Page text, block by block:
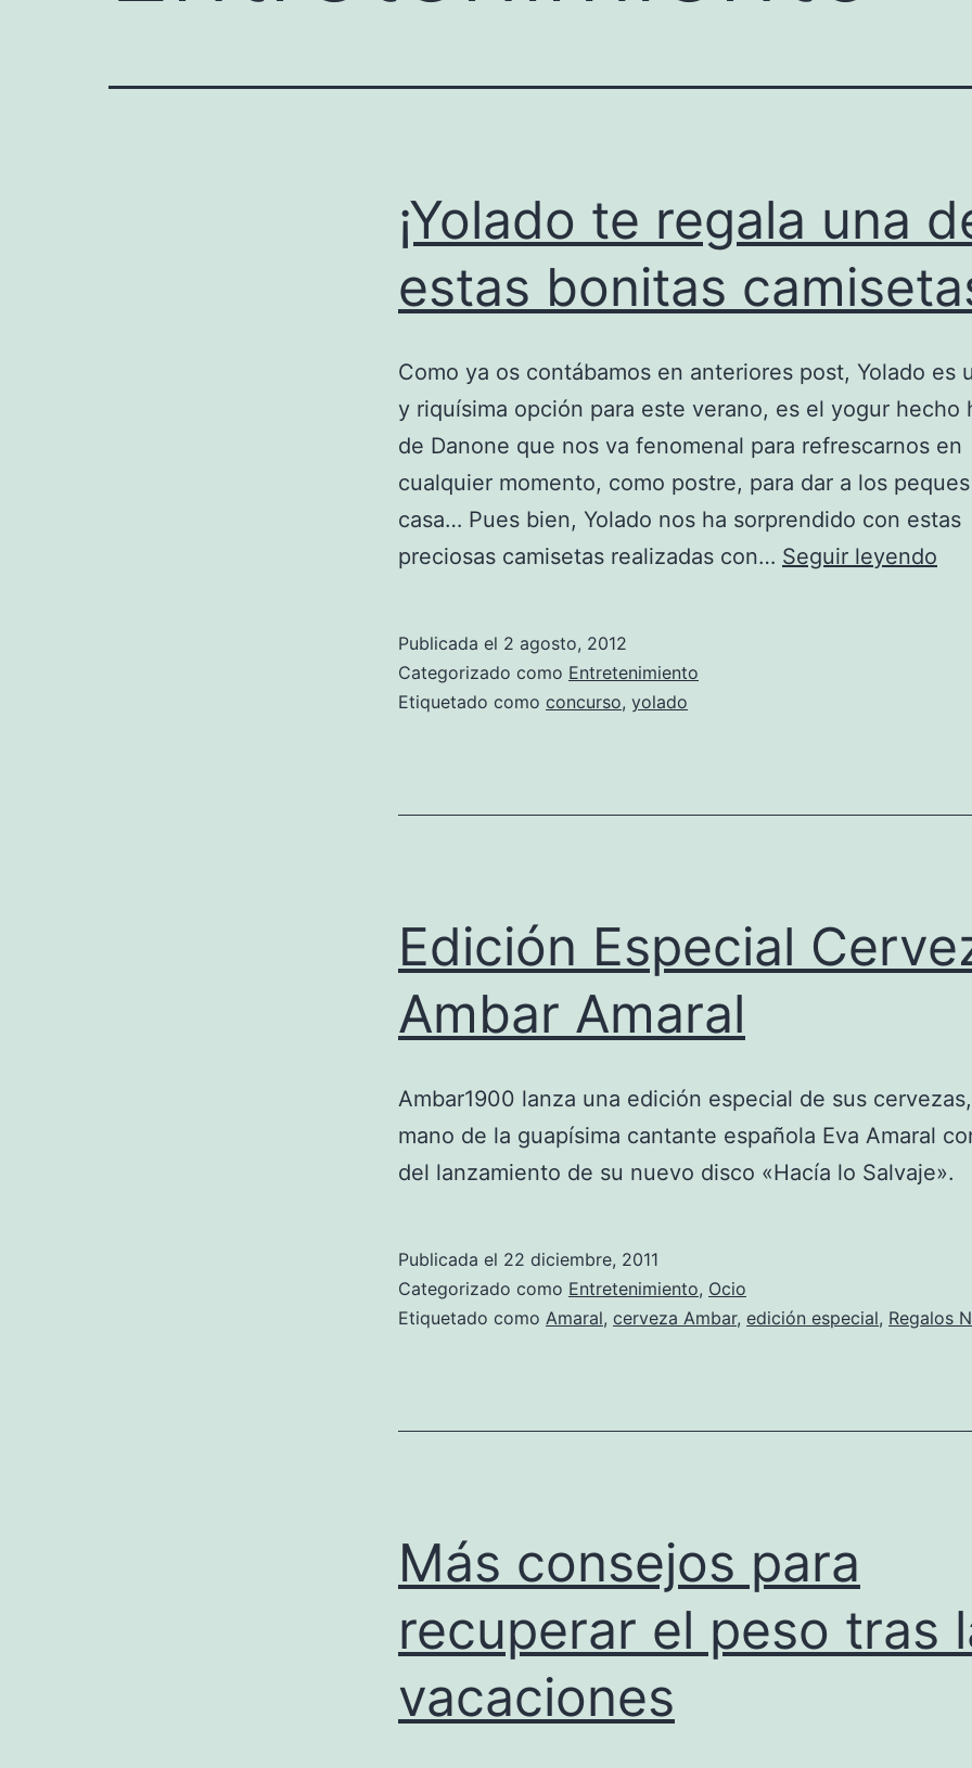
¡Yolado te regala una
estas bonitas
Como ya os contábamos en anteriores post, Yolado es
y riquísima opción para este verano, es el yogur hecho
de Danone que nos va fenomenal para refrescarnos en
cualquier momento, como postre, para dar a los
casa… Pues bien, Yolado nos ha sorprendido con estas
preciosas camisetas realizadas con… Seguir leyendo
Publicada el 2 agosto, 2012
Categorizado como Entretenimiento
Etiquetado como concurso, yolado
Edición Especial
Ambar Amaral
Ambar1900 lanza una edición especial de sus
mano de la guapísima cantante española Eva Amaral
del lanzamiento de su nuevo disco «Hacía lo Salvaje».
Publicada el 22 diciembre, 2011
Categorizado como Entretenimiento, Ocio
Etiquetado como Amaral, cerveza Ambar, edición especial, Regalos
Más consejos para
recuperar el peso tras
vacaciones